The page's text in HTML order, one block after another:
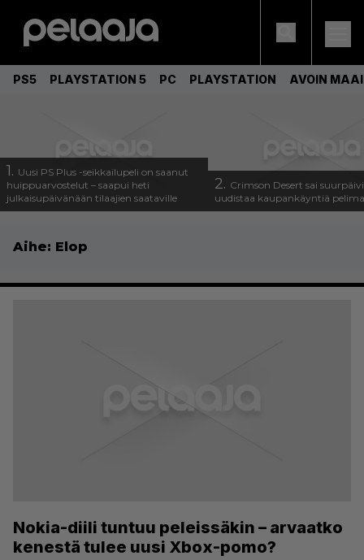
PS5 PLAYSTATION 5 PC PLAYSTATION AVOIN
1. Uusi PS Plus -seikkailupeli on saanut
huippuarvostelut – saapui heti
julkaisupäivänään tilaajien saataville
2. Crimson Desert sai
uudistaa kaupankäyntiä
Aihe: Elop
Nokia-diili tuntuu peleissäkin – arvaatko
kenestä tulee uusi Xbox-pomo?